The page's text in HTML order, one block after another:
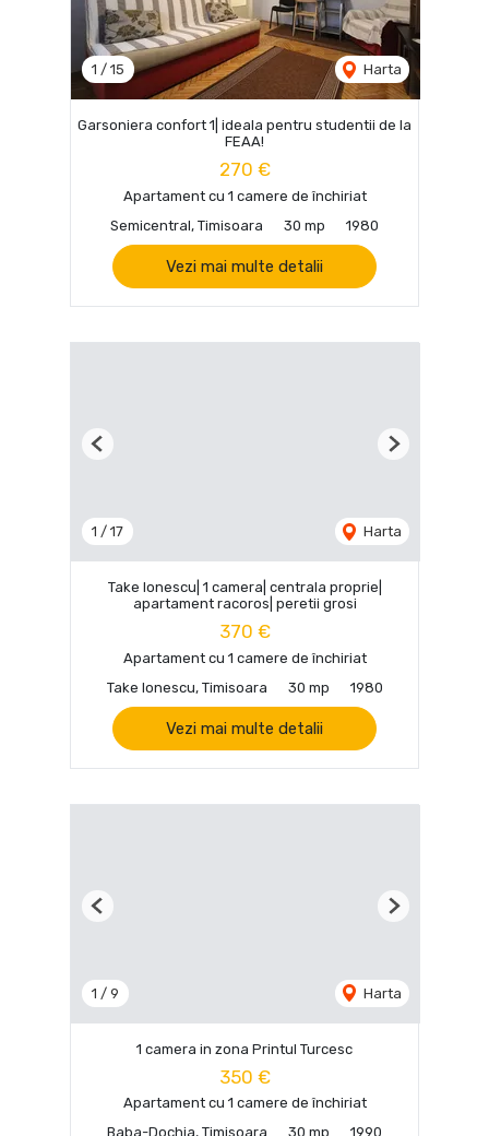
1 / 15 Harta
Garsoniera confort 1| ideala pentru studentii de la
FEAA!
270 €
Apartament cu 1 camere de închiriat
Semicentral, Timisoara
30 mp 1980
Vezi mai multe detalii
1 / 17 Harta
Previous Next
Take Ionescu| 1 camera| centrala proprie|
apartament racoros| peretii grosi
370 €
Apartament cu 1 camere de închiriat
Take Ionescu, Timisoara
30 mp 1980
Vezi mai multe detalii
1 / 9 Harta
Previous Next
1 camera in zona Printul Turcesc
350 €
Apartament cu 1 camere de închiriat
Baba-Dochia, Timisoara
30 mp 1990